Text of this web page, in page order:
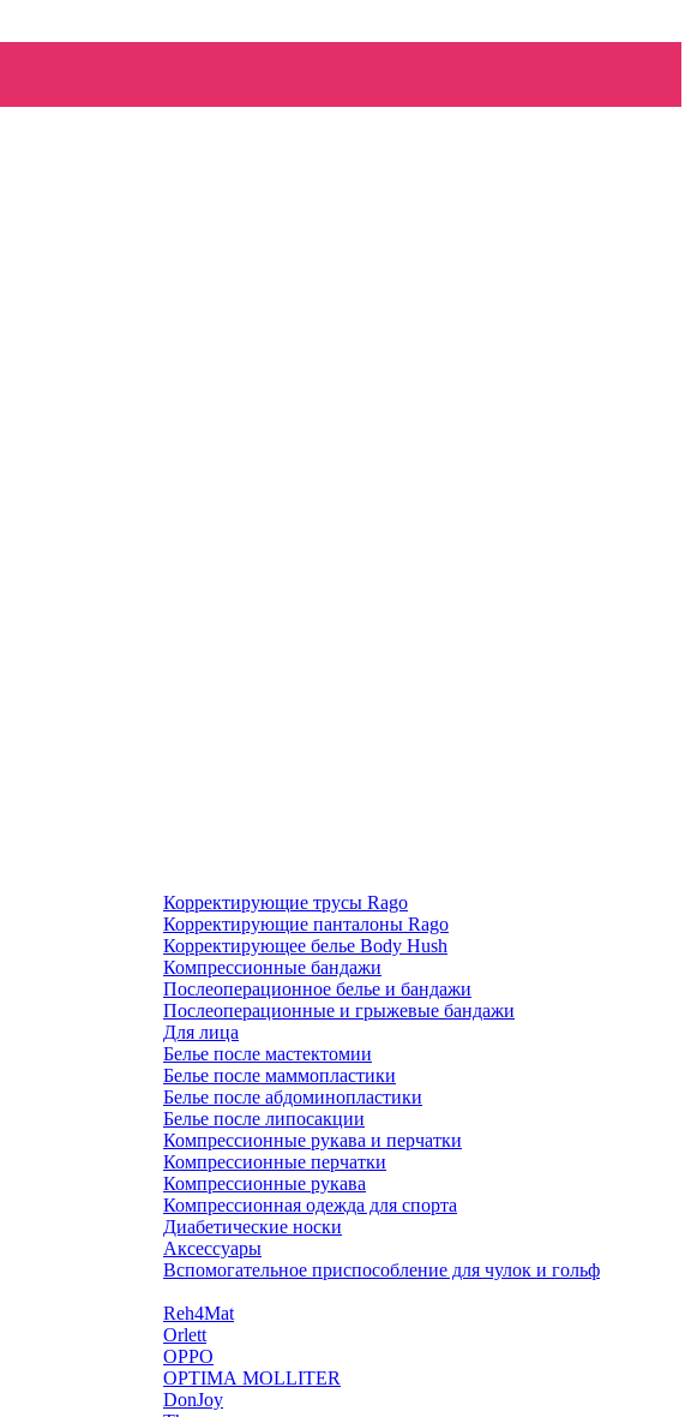
Корректирующие трусы Rago
Корректирующие панталоны Rago
Корректирующее белье Body Hush
Компрессионные бандажи
Послеоперационное белье и бандажи
Послеоперационные и грыжевые бандажи
Для лица
Белье после мастектомии
Белье после маммопластики
Белье после абдоминопластики
Белье после липосакции
Компрессионные рукава и перчатки
Компрессионные перчатки
Компрессионные рукава
Компрессионная одежда для спорта
Диабетические носки
Аксессуары
Вспомогательное приспособление для чулок и гольф
Reh4Mat
Orlett
OPPO
OPTIMA MOLLITER
DonJoy